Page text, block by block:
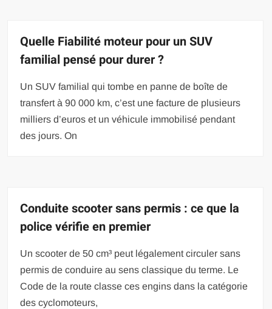
Quelle Fiabilité moteur pour un SUV
familial pensé pour durer ?
Un SUV familial qui tombe en panne de boîte de
transfert à 90 000 km, c’est une facture de plusieurs
milliers d’euros et un véhicule immobilisé pendant
des jours. On
Conduite scooter sans permis : ce que la
police vérifie en premier
Un scooter de 50 cm³ peut légalement circuler sans
permis de conduire au sens classique du terme. Le
Code de la route classe ces engins dans la catégorie
des cyclomoteurs,